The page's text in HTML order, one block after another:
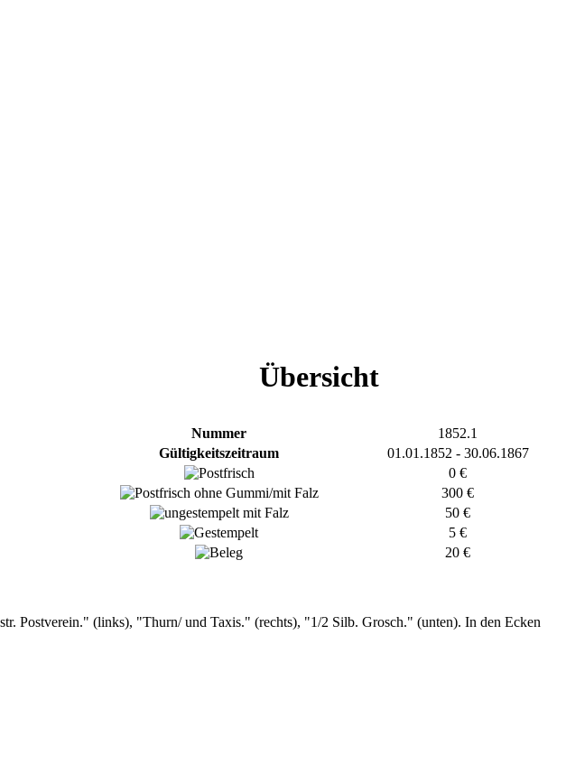
Übersicht
Nummer
1852.1
Gültigkeitszeitraum
01.01.1852 - 30.06.1867
0 €
300 €
50 €
5 €
20 €
Postverein." (links), "Thurn/ und Taxis." (rechts), "1/2 Silb. Grosch." (unten). In den Ecken